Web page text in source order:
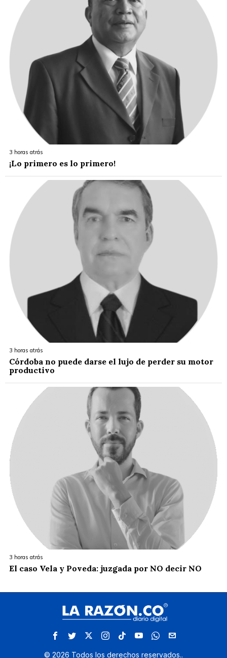
3 horas atrás
¡Lo primero es lo primero!
3 horas atrás
Córdoba no puede darse el lujo de perder su motor
productivo
3 horas atrás
El caso Vela y Poveda: juzgada por NO decir NO
© 2026 Todos los derechos reservados..